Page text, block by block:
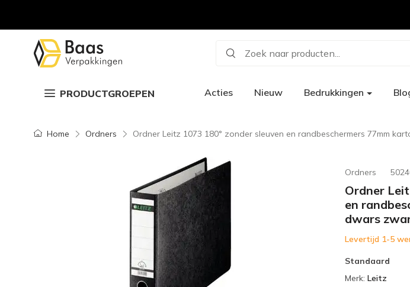
Zoek naar producten...
PRODUCTGROEPEN Acties Nieuw Bedrukkingen
Home Ordners Ordner Leitz 1073 180° zonder sleuven en randbeschermers 77mm
Ordners
Ordner
en
dwars
Levertijd 1-5
Standaard
Merk: Leitz